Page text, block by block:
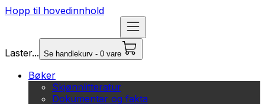
Hopp til hovedinnhold
Laster... Se handlekurv - 0 vare
Bøker
Skjønnlitteratur
Dokumentar og fakta